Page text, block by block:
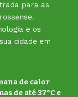
para as
e os
cidade em
de calor
de até 37°C e